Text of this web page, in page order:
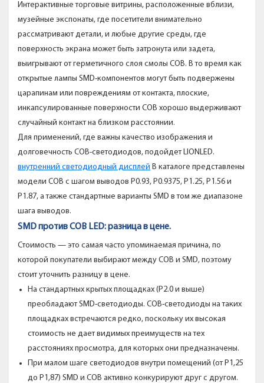
Интерактивные торговые витрины, расположенные вблизи,
музейные экспонаты, где посетители внимательно
рассматривают детали, и любые другие среды, где
поверхность экрана может быть затронута или задета,
выигрывают от герметичного слоя смолы COB. В то время как
открытые лампы SMD-компонентов могут быть подвержены
царапинам или повреждениям от контакта, плоские,
инкапсулированные поверхности COB хорошо выдерживают
случайный контакт на близком расстоянии.
Для применений, где важны качество изображения и
долговечность COB-светодиодов, подойдет LIONLED.
внутренний светодиодный дисплей В каталоге представлены
модели COB с шагом выводов P0.93, P0.9375, P1.25, P1.56 и
P1.87, а также стандартные варианты SMD в том же диапазоне
шага выводов.
SMD против COB LED: разница в цене.
Стоимость — это самая часто упоминаемая причина, по
которой покупатели выбирают между COB и SMD, поэтому
стоит уточнить разницу в цене.
На стандартных крытых площадках (P2.0 и выше)
преобладают SMD-светодиоды. COB-светодиоды на таких
площадках встречаются редко, поскольку их высокая
стоимость не дает видимых преимуществ на тех
расстояниях просмотра, для которых они предназначены.
При малом шаге светодиодов внутри помещений (от P1,25
до P1,87) SMD и COB активно конкурируют друг с другом.